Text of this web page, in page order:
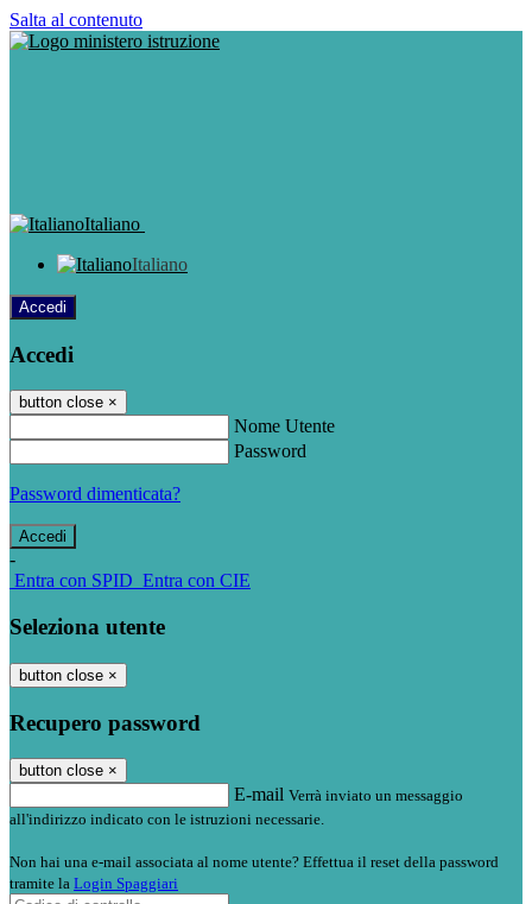
Salta al contenuto
Italiano
Italiano
Accedi
Accedi
button close ×
Nome Utente
Password
Password dimenticata?
-
Entra con SPID Entra con CIE
Seleziona utente
button close ×
Recupero password
button close ×
E-mail Verrà inviato un messaggio
all'indirizzo indicato con le istruzioni necessarie.
Non hai una e-mail associata al nome utente? Effettua il reset della password
tramite la Login Spaggiari